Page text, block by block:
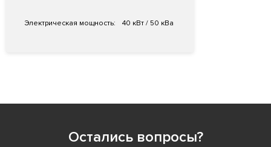
Электрическая мощность: 40 кВт / 50 кВа
Остались вопросы?